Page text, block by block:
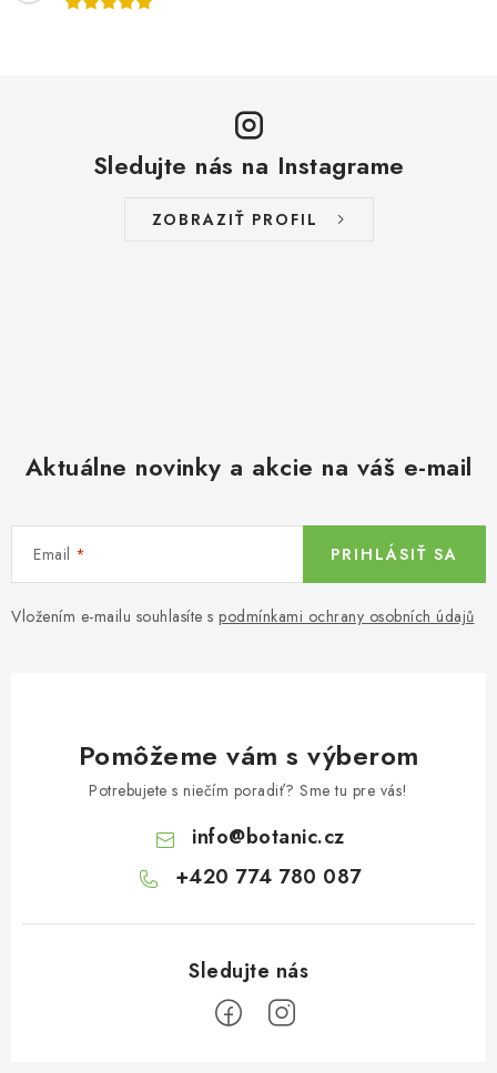
Sledujte nás na Instagrame
ZOBRAZIŤ PROFIL
Aktuálne novinky a akcie na váš e-mail
Email
Vložením e-mailu souhlasíte s podmínkami ochrany osobních údajů
PRIHLÁSIŤ SA
Pomôžeme vám s výberom
Potrebujete s niečím poradiť? Sme tu pre vás!
info@botanic.cz
+420 774 780 087